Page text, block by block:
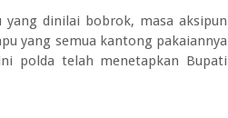
yang dinilai bobrok, masa aksipun
yang semua kantong pakaiannya
polda telah menetapkan Bupati